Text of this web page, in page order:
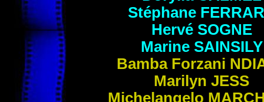
Stéphane
Hervé SOGNE
Marine SAINSILY
Bamba Forzani
Marilyn JESS
Michelangelo